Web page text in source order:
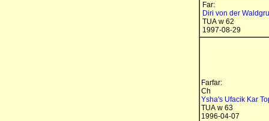
Far:
Diri von der
TUA w 62
1997-08-29
Farfar:
Ch
Ysha's Ufacik Kar
TUA w 63
1996-04-07